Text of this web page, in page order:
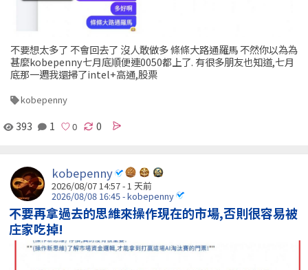
不要想太多了 不會回去了 沒人敢做多 條條大路通羅馬 不然你以為為
甚麼kobepenny七月底順便連0050都上了. 有很多朋友也知道,七月
底那一週我還掃了intel+高通,股票
kobepenny
393 1 0
kobepenny
2026/08/07 14:57 - 1 天前
2026/08/08 16:45 - kobepenny
不要再拿過去的思維來操作現在的市場,否則很容易被
庄家吃掉!